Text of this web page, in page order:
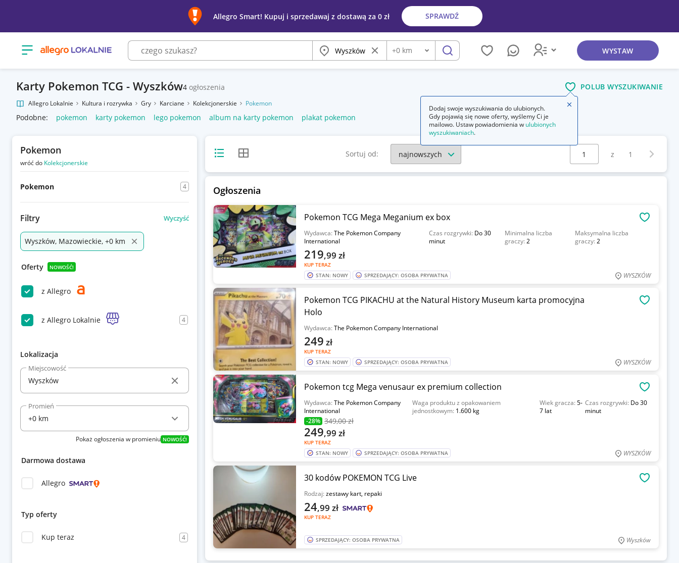
Allegro Smart! Kupuj i sprzedawaj z dostawą za 0 zł SPRAWDŹ
Otwórz menu z kategoriami Miasto Wyczyść frazę
Odległość
+0 km szukaj WYSTAW
Karty Pokemon TCG - Wyszków4 ogłoszenia POLUB WYSZUKIWANIE
Allegro Lokalnie Kultura i rozrywka Gry Karciane Kolekcjonerskie Pokemon
Podobne: pokemon karty pokemon lego pokemon album na karty pokemon plakat pokemon
Pokemon
wróć do Kolekcjonerskie
Pokemon 4
Filtry Wyczyść
Wyszków, Mazowieckie, +0 km
Oferty NOWOŚĆ!
z Allegro
z Allegro Lokalnie 4
Lokalizacja
Miejscowość
Promień
Pokaż ogłoszenia w promieniu NOWOŚĆ!
Darmowa dostawa
Allegro
Typ oferty
Kup teraz 4
Widok listyWidok siatki Sortuj od:
Wybierz stronę:
z 1
Ogłoszenia
Pokemon TCG Mega Meganium ex box
Wydawca:The Pokemon Company
International
Czas rozgrywki: Do 30
minut
Minimalna liczba
graczy:2
Maksymalna liczba
graczy:2
KUP TERAZ
219,99 zł
STAN: NOWY SPRZEDAJĄCY: OSOBA PRYWATNA WYSZKÓW
Pokemon TCG PIKACHU at the Natural History Museum karta promocyjna
Holo
Wydawca:The Pokemon Company International
KUP TERAZ
249 zł
STAN: NOWY SPRZEDAJĄCY: OSOBA PRYWATNA WYSZKÓW
Pokemon tcg Mega venusaur ex premium collection
Wydawca:The Pokemon Company
International
Waga produktu z opakowaniem
jednostkowym: 1.600 kg
Wiek gracza:5-
7 lat
Czas rozgrywki: Do 30
minut
-28% 349,00 zł
KUP TERAZ
249,99 zł
STAN: NOWY SPRZEDAJĄCY: OSOBA PRYWATNA WYSZKÓW
30 kodów POKEMON TCG Live
Rodzaj:zestawy kart, repaki
KUP TERAZ
24,99 zł
SPRZEDAJĄCY: OSOBA PRYWATNA Wyszków
Dodaj swoje wyszukiwania do ulubionych.
Gdy pojawią się nowe oferty, wyślemy Ci je
mailowo. Ustaw powiadomienia w ulubionych
wyszukiwaniach.
Zamknij wskazówkę